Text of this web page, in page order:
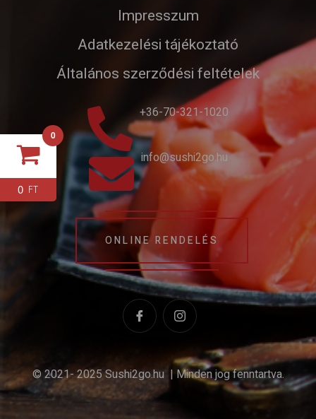
Impresszum
Adatkezelési tájékoztató
Általános szerződési feltételek
+36-70-321-1020
info@sushi2go.hu
ONLINE RENDELÉS
© 2021- 2025 Sushi2go.hu | Minden jog fenntartva.
0
0 FT